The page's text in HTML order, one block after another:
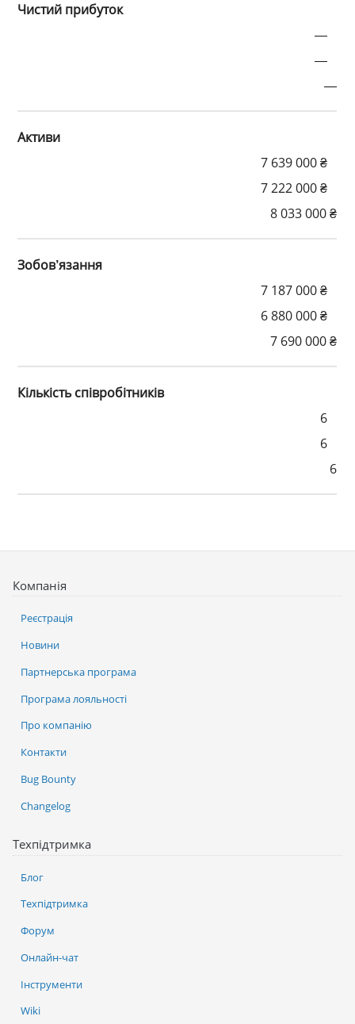
Чистий прибуток
—
—
—
Активи
7 639 000 ₴
7 222 000 ₴
8 033 000 ₴
Зобов’язання
7 187 000 ₴
6 880 000 ₴
7 690 000 ₴
Кількість співробітників
6
6
6
Компанія
Реєстрація
Новини
Партнерська програма
Програма лояльності
Про компанію
Контакти
Bug Bounty
Changelog
Техпідтримка
Блог
Техпідтримка
Форум
Онлайн-чат
Інструменти
Wiki